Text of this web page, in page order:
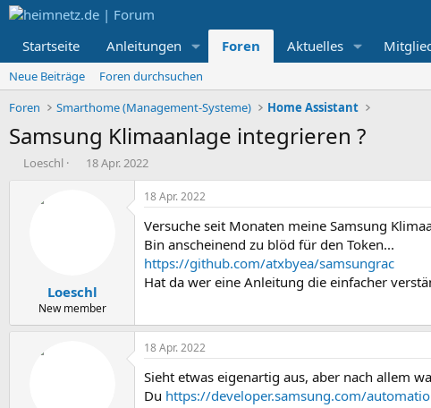
Startseite Anleitungen Foren Aktuelles
Neue Beiträge
Foren durchsuchen
Foren
Smarthome (Management-Systeme) Home Assistant
Samsung Klimaanlage integrieren ?
ELoeschl
E
a
m
18 Apr. 2022
Loeschl
New member
18 Apr. 2022
Versuche seit Monaten meine Samsung
Bin anscheinend zu blöd für den Token...
https://github.com/atxbyea/samsungrac
Hat da wer eine Anleitung die einfacher
18 Apr. 2022
Sieht etwas eigenartig aus, aber nach allem
Du https://developer.samsung.com/